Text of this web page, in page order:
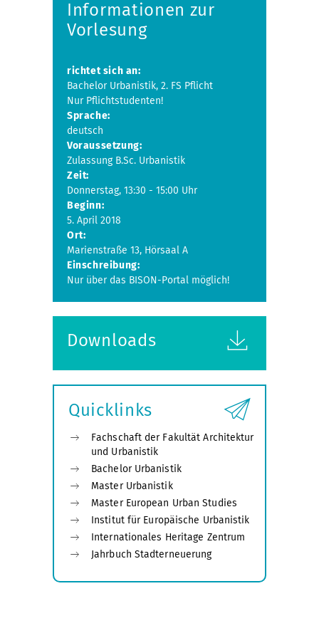
Informationen zur
Vorlesung
richtet sich an:
Bachelor Urbanistik, 2. FS Pflicht
Nur Pflichtstudenten!
Sprache:
deutsch
Voraussetzung:
Zulassung B.Sc. Urbanistik
Zeit:
Donnerstag, 13:30 - 15:00 Uhr
Beginn:
5. April 2018
Ort:
Marienstraße 13, Hörsaal A
Einschreibung:
Nur über das BISON-Portal möglich!
Downloads
Quicklinks
Fachschaft der Fakultät Architektur
und Urbanistik
Bachelor Urbanistik
Master Urbanistik
Master European Urban Studies
Institut für Europäische Urbanistik
Internationales Heritage Zentrum
Jahrbuch Stadterneuerung